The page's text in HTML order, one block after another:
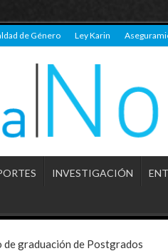
de Género Ley Karin
INVESTIGACIÓN
graduación de Postgrados